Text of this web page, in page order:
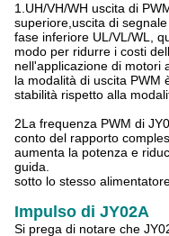
1.UH/VH/WH uscita di
superiore,uscita di
fase inferiore UL/VL/WL,
modo per ridurre i costi
nell'applicazione di motori
la modalità di uscita PWM
stabilità rispetto alla
2La frequenza PWM di
conto del rapporto
aumenta la potenza e
guida.
sotto lo stesso
Impulso di JY02A
Si prega di notare che